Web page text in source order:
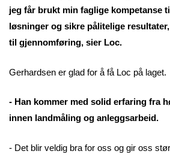
jeg får brukt min faglige kompetanse
løsninger og sikre pålitelige
til gjennomføring, sier Loc.
Gerhardsen er glad for å få Loc på laget.
- Han kommer med solid erfaring fra
innen landmåling og anleggsarbeid.
- Det blir veldig bra for oss og gir oss